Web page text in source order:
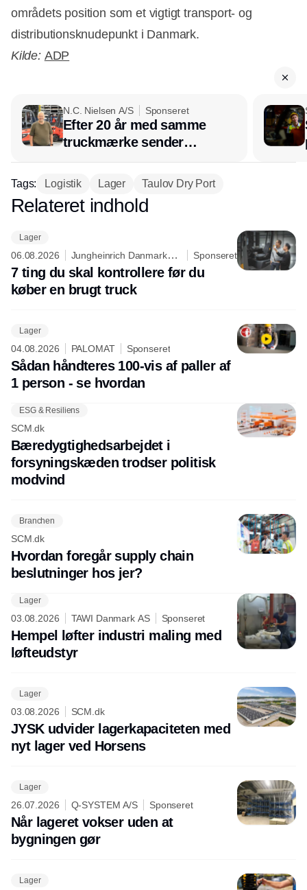
områdets position som et vigtigt transport- og
distributionsknudepunkt i Danmark.
Kilde: ADP
N.C. Nielsen A/S Sponseret
Efter 20 år med samme
truckmærke sender
lagerchef stafetten videre
hos INOX
Tags: Logistik Lager Taulov Dry Port
Annonce
Relateret indhold
Lager
06.08.2026
Jungheinrich Danmark
A/S
Sponseret
7 ting du skal kontrollere før du
køber en brugt truck
Lager
04.08.2026 PALOMAT Sponseret
Sådan håndteres 100-vis af paller af
1 person - se hvordan
ESG & Resiliens
SCM.dk
Bæredygtighedsarbejdet i
forsyningskæden trodser politisk
modvind
Branchen
SCM.dk
Hvordan foregår supply chain
beslutninger hos jer?
Lager
03.08.2026 TAWI Danmark AS Sponseret
Hempel løfter industri maling med
løfteudstyr
Lager
03.08.2026 SCM.dk
JYSK udvider lagerkapaciteten med
nyt lager ved Horsens
Lager
26.07.2026 Q-SYSTEM A/S Sponseret
Når lageret vokser uden at
bygningen gør
Lager